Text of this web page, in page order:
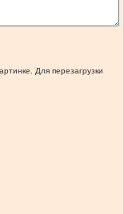
Для перезагрузки